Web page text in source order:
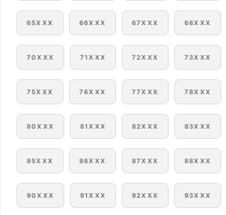
65XXX 66XXX 67XXX 68XXX
70XXX 71XXX 72XXX 73XXX
75XXX 76XXX 77XXX 78XXX
80XXX 81XXX 82XXX 83XXX
85XXX 86XXX 87XXX 88XXX
90XXX 91XXX 92XXX 93XXX